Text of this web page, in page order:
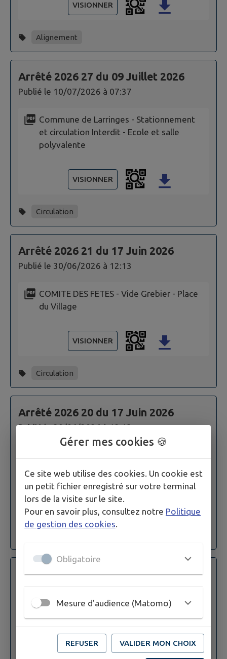
VISIONNER
Alignement
Arrêté 2026 27 du 09 Juillet 2026
Publié le 10/07/2026 à 07:37
Commune de Larringes - Stationnement
et circulation Interdit - Ecole et salle
polyvalente
VISIONNER
Circulation
Arrêté 2026 21 du 17 Juin 2026
Publié le 30/06/2026 à 12:13
COMITE DES FETES - Vide Grebier - Place
du Village
VISIONNER
Circulation
Arrêté 2026 20 du 17 Juin 2026
Publié le30/06/2026 à 12:13
Fermée
VISIONNER
Arrêté 2026 26 du 23 Juin 2026
Publié le30/06/2026 à 12:13
CHEVAL ENERGIES DRÔME - Reprise
poteaux Enedis Fibre - Route des
Chacacinnes
Gérer mes cookies 🍪
Ce site web utilise des cookies. Un cookie est
un petit fichier enregistré sur votre terminal
lors de la visite sur le site.
Pour en savoir plus, consultez notre Politique
de gestion des cookies.
Obligatoire
Mesure d'audience (Matomo)
REFUSER VALIDER MON CHOIX